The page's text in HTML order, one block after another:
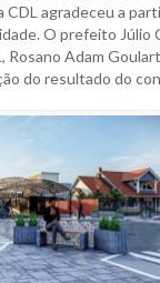
CDL agradeceu a
O prefeito Júlio
Rosano Adam
do resultado do